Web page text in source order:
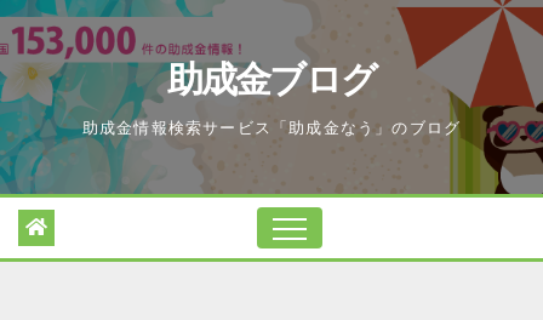
Skip
to
content
助成金ブログ
助成金情報検索サービス「助成金なう」のブログ